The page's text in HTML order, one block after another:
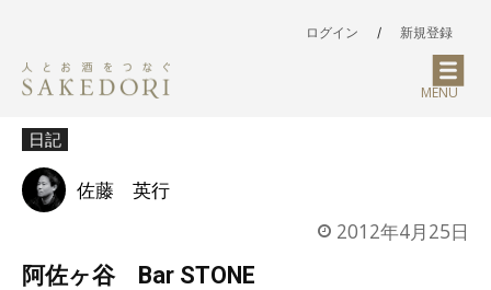
ログイン / 新規登録
MENU
日記
佐藤 英行
2012年4月25日
阿佐ヶ谷 Bar STONE